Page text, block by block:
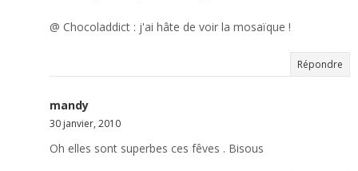
@ Chocoladdict : j'ai hâte de voir la mosaïque !
Répondre
mandy
30 janvier, 2010
Oh elles sont superbes ces fêves . Bisous